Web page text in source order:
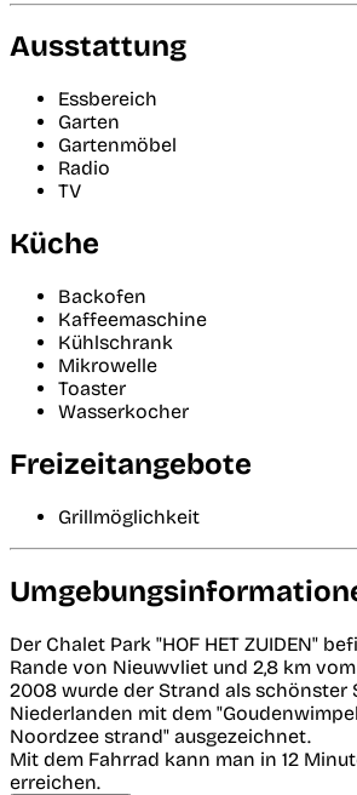
Ausstattung
Essbereich
Garten
Gartenmöbel
Radio
TV
Küche
Backofen
Kaffeemaschine
Kühlschrank
Mikrowelle
Toaster
Wasserkocher
Freizeitangebote
Grillmöglichkeit
Der Chalet Park "HOF HET ZUIDEN"
Rande von Nieuwvliet und 2,8 km
2008 wurde der Strand als schönster
Niederlanden mit dem
Noordzee strand" ausgezeichnet.
Mit dem Fahrrad kann man in 12
erreichen.